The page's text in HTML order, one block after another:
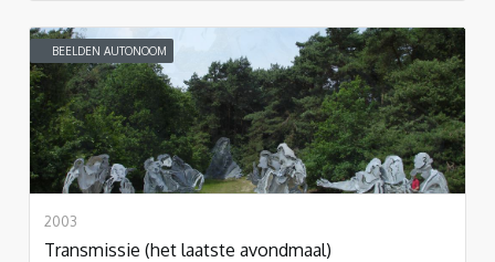
BEELDEN AUTONOOM
2003
Transmissie (het laatste avondmaal)